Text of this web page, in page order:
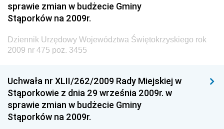
Narodowego i Sportu
Dziennik Urzędowy Ministra Finansów, Funduszy i
Dziennik Urzędowy Ministra Rozwoju, Pracy i
Dziennik Urzędowy Ministra Kultury, Dziedzictwa
Narodowego i Sportu
Dziennik Urzędowy Ministra Rodziny i Polityki
Społecznej
sprawie zmian w budżecie Gminy
Stąporków na 2009r.
Dziennik Urzędowy Województwa Świętokrzyskiego rok
2009 nr 475 poz. 3455
Uchwała nr XLII/262/2009 Rady Miejskiej w
Stąporkowie z dnia 29 września 2009r. w
sprawie zmian w budżecie Gminy
Stąporków na 2009r.